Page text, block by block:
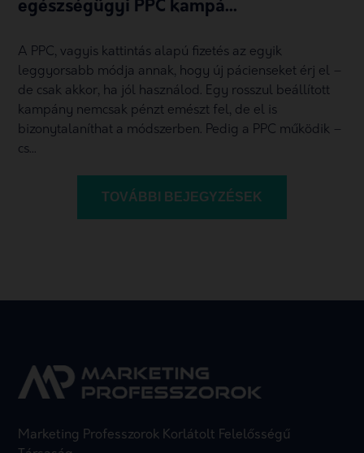
egészségügyi PPC kampá...
A PPC, vagyis kattintás alapú fizetés az egyik
leggyorsabb módja annak, hogy új pácienseket érj el –
de csak akkor, ha jól használod. Egy rosszul beállított
kampány nemcsak pénzt emészt fel, de el is
bizonytalaníthat a módszerben. Pedig a PPC működik –
cs...
TOVÁBBI BEJEGYZÉSEK
Marketing Professzorok Korlátolt Felelősségű